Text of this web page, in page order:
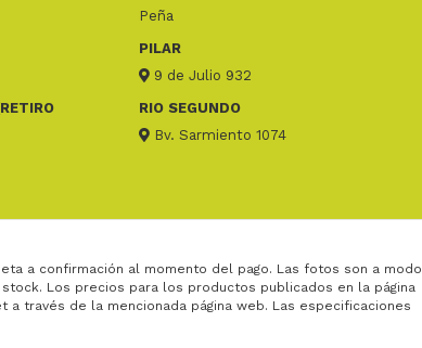
Peña
PILAR
9 de Julio 932
RIO SEGUNDO
Bv. Sarmiento 1074
a confirmación al momento del pago. Las fotos son a modo
Los precios para los productos publicados en la página
través de la mencionada página web. Las especificaciones